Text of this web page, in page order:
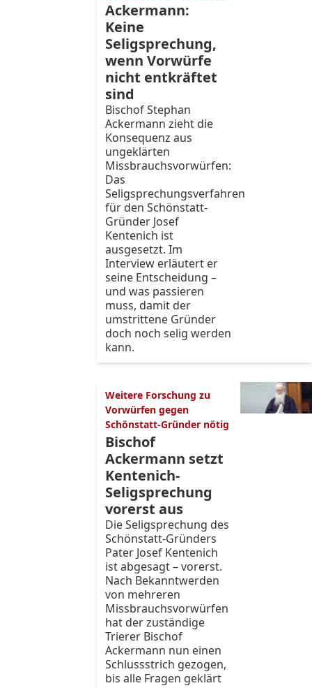
Ackermann:
Keine
Seligsprechung,
wenn Vorwürfe
nicht entkräftet
sind
Bischof Stephan
Ackermann zieht die
Konsequenz aus
ungeklärten
Missbrauchsvorwürfen:
Das
Seligsprechungsverfahren
für den Schönstatt-
Gründer Josef
Kentenich ist
ausgesetzt. Im
Interview erläutert er
seine Entscheidung –
und was passieren
muss, damit der
umstrittene Gründer
doch noch selig werden
kann.
Weitere Forschung zu
Vorwürfen gegen
Schönstatt-Gründer nötig
Bischof
Ackermann setzt
Kentenich-
Seligsprechung
vorerst aus
Die Seligsprechung des
Schönstatt-Gründers
Pater Josef Kentenich
ist abgesagt – vorerst.
Nach Bekanntwerden
von mehreren
Missbrauchsvorwürfen
hat der zuständige
Trierer Bischof
Ackermann nun einen
Schlussstrich gezogen,
bis alle Fragen geklärt